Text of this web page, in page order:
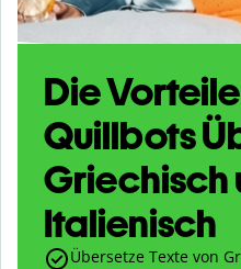
Die
Quillbots
Griechisch
Italienisch
Übersetze Texte von